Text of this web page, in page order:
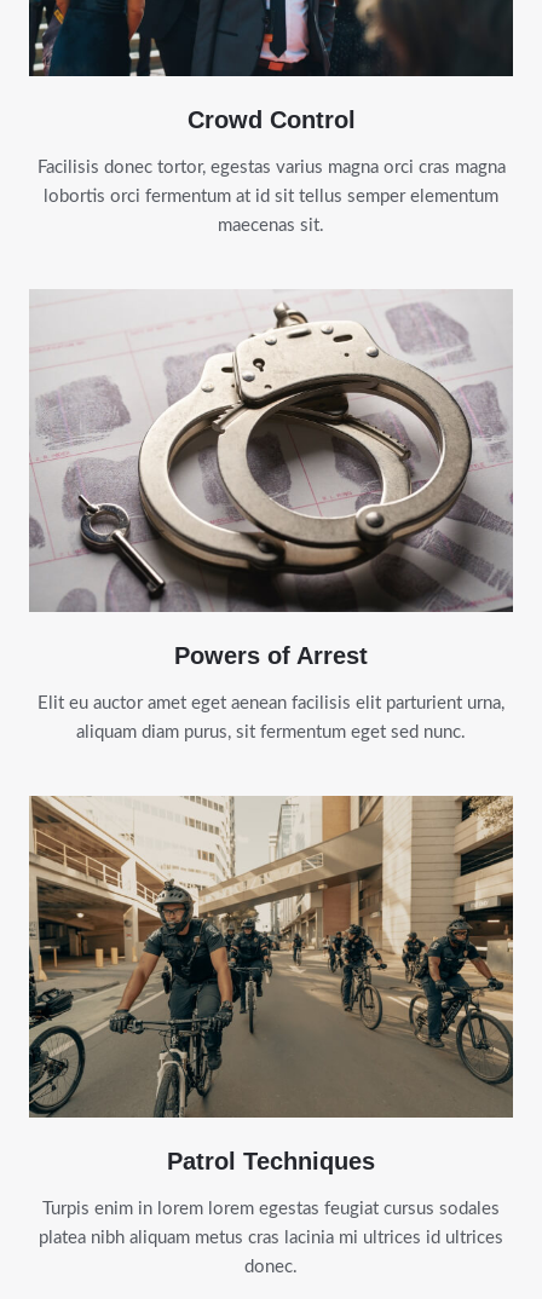
Crowd Control
Facilisis donec tortor, egestas varius magna orci cras magna
lobortis orci fermentum at id sit tellus semper elementum
maecenas sit.
Powers of Arrest
Elit eu auctor amet eget aenean facilisis elit parturient urna,
aliquam diam purus, sit fermentum eget sed nunc.
Patrol Techniques
Turpis enim in lorem lorem egestas feugiat cursus sodales
platea nibh aliquam metus cras lacinia mi ultrices id ultrices
donec.